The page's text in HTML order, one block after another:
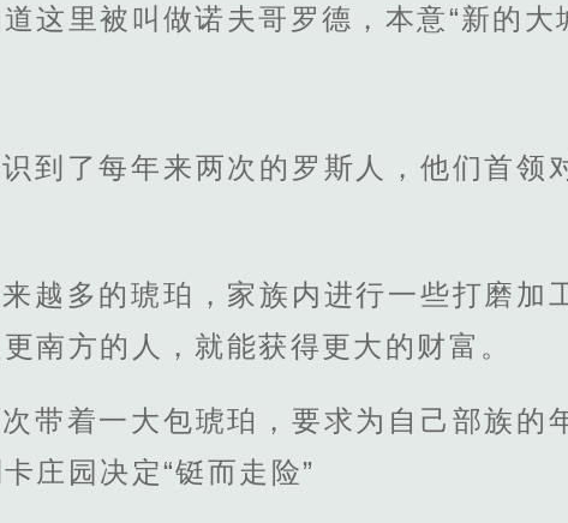
这里被叫做诺夫哥罗德，本意“新的大
到了每年来两次的罗斯人，他们首领
越多的琥珀，家族内进行一些打磨加
南方的人，就能获得更大的财富。
带着一大包琥珀，要求为自己部族的
庄园决定“铤而走险”